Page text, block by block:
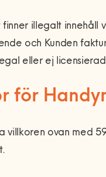
illegalt innehåll
och Kunden
eller ej licensierad
för
villkoren ovan med